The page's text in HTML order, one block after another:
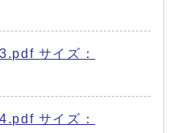
サイズ：
サイズ：